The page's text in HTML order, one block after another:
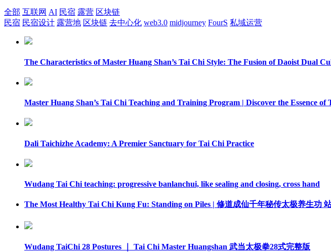
全部 互联网 AI 民宿 露营 区块链
民宿 民宿设计 露营地 区块链 去中心化 web3.0 midjourney FourS 私域运营
The Characteristics of Master Huang Shan’s Tai Chi Style: The Fusion of Daoist Dual
Master Huang Shan’s Tai Chi Teaching and Training Program | Discover the Essence
Dali Taichizhe Academy: A Premier Sanctuary for Tai Chi Practice
Wudang Tai Chi teaching: progressive banlanchui, like sealing and closing, cross hand
The Most Healthy Tai Chi Kung Fu: Standing on Piles | 修道成仙千年秘传太极养生功
Wudang TaiChi 28 Postures ｜ Tai Chi Master Huangshan 武当太极拳28式完整版